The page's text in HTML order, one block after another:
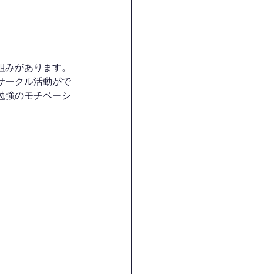
みがあります。
ークル活動がで
強のモチベーシ